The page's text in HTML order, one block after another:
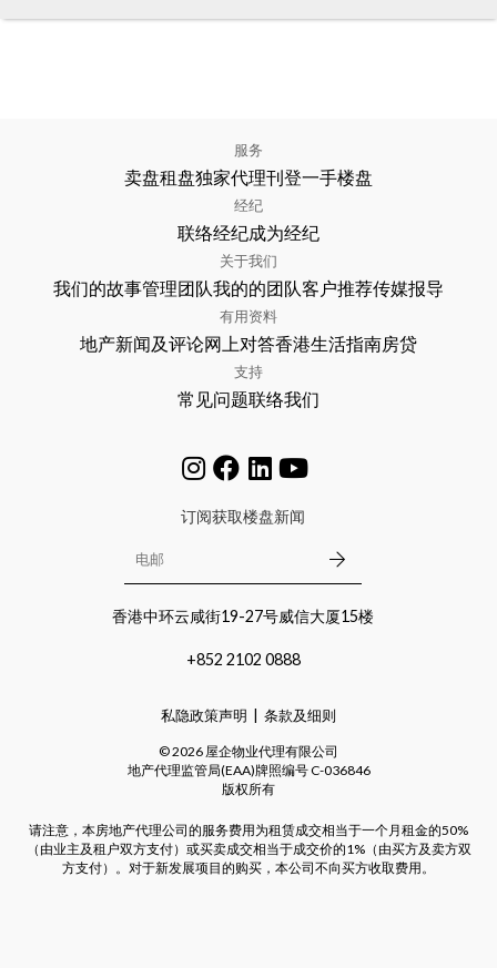
服务
卖盘租盘独家代理刊登一手楼盘
经纪
联络经纪成为经纪
关于我们
我们的故事管理团队我的的团队客户推荐传媒报导
有用资料
地产新闻及评论网上对答香港生活指南房贷
支持
常见问题联络我们
订阅获取楼盘新闻
香港中环云咸街19-27号威信大厦15楼
+852 2102 0888
私隐政策声明 条款及细则
©2026 屋企物业代理有限公司
地产代理监管局(EAA)牌照编号C-036846
版权所有
请注意，本房地产代理公司的服务费用为租赁成交相当于一个月租金的50%
（由业主及租户双方支付）或买卖成交相当于成交价的1%（由买方及卖方双
方支付）。对于新发展项目的购买，本公司不向买方收取费用。